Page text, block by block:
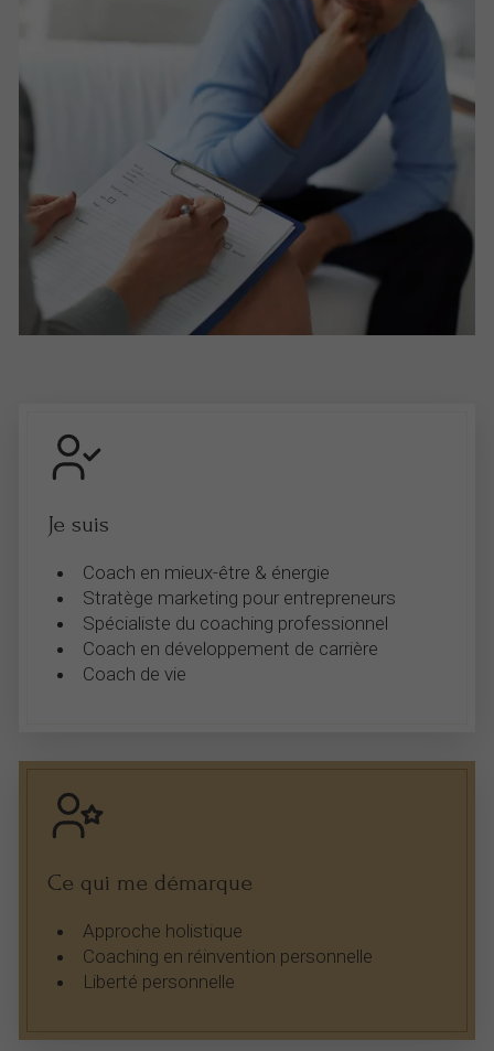
Je suis
Coach en mieux-être & énergie
Stratège marketing pour entrepreneurs
Spécialiste du coaching professionnel
Coach en développement de carrière
Coach de vie
Ce qui me démarque
Approche holistique
Coaching en réinvention personnelle
Liberté personnelle